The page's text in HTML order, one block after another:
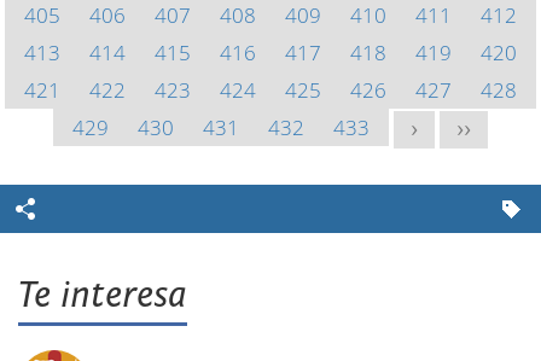
405
406 407 408 409 410 411
412
413
414 415 416 417 418 419
420
421
422 423 424 425 426 427
428
429
430 431 432 433 > >>
Te interesa